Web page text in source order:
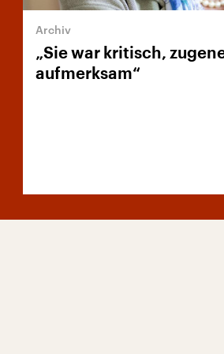
„Sie war kritisch,
aufmerksam“